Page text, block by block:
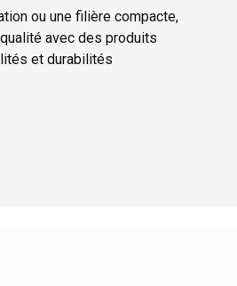
ou une filière compacte,
avec des produits
et durabilités